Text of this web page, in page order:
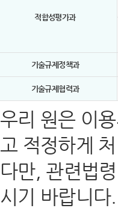
적합성평가과
기술규제정책과
기술규제협력과
우리 원은 이
고 적정하게
다만, 관련법
시기 바랍니다.